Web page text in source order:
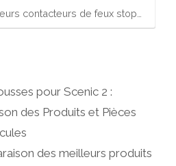
contacteurs de feux stop…
pour Scenic 2 :
des Produits et Pièces
des meilleurs produits